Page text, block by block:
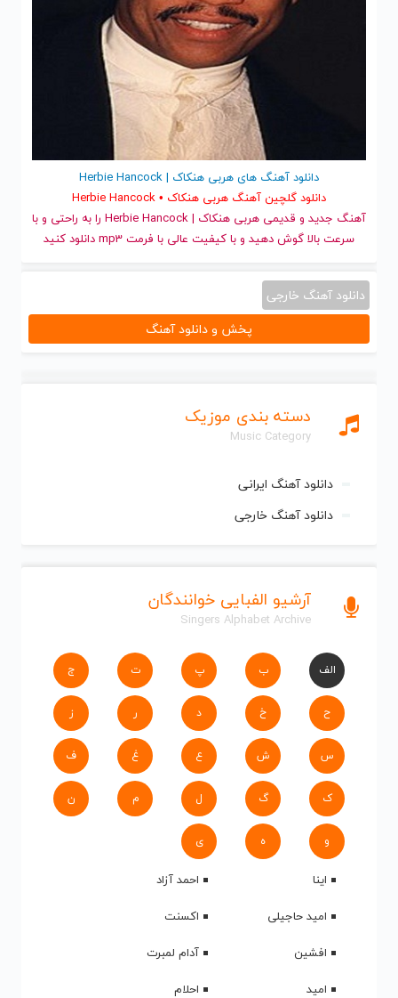
دسته بندی موزیک
Music Category
دانلود آهنگ ایرانی
دانلود آهنگ خارجی
آرشیو الفبایی خوانندگان
Singers Alphabet Archive
الف ب پ ت ج
ح خ د ر ز
س ش ع غ ف
ک گ ل م ن
و ه ی
اینا
احمد آزاد
امید حاجیلی
اکسنت
افشین
آدام لمبرت
امید
احلام
دانلود آهنگ های هربی هنکاک | Herbie Hancock
دانلود گلچین آهنگ هربی هنکاک • Herbie Hancock
آهنگ جدید
و قدیمی هربی هنکاک | Herbie Hancock را به راحتی و با
سرعت بالا گوش دهید و با کیفیت عالی با فرمت mp3 دانلود کنید
دانلود آهنگ خارجی
پخش و دانلود آهنگ